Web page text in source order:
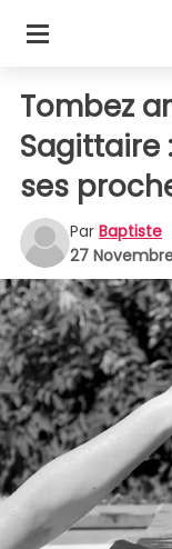
Tombez
Sagittaire
ses
Par Baptiste
27